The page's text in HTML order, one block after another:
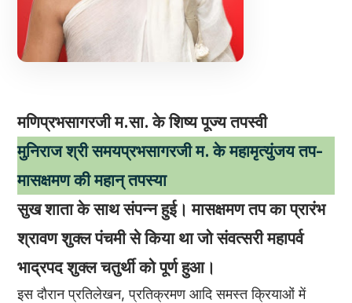
मणिप्रभसागरजी म.सा. के शिष्य पूज्य तपस्वी
मुनिराज श्री समयप्रभसागरजी म. के महामृत्युंजय तप-
मासक्षमण की महान् तपस्या
सुख शाता के साथ संपन्न हुई। मासक्षमण तप का प्रारंभ
श्रावण शुक्ल पंचमी से किया था जो संवत्सरी महापर्व
भाद्रपद शुक्ल चतुर्थी को पूर्ण हुआ।
इस दौरान प्रतिलेखन, प्रतिक्रमण आदि समस्त क्रियाओं में